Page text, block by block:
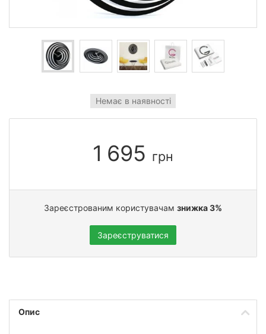
Немає в наявності
1 695 грн
Зареєстрованим користувачам знижка 3%
Зареєструватися
Опис